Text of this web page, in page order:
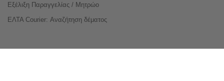
Εξέλιξη Παραγγελίας / Μητρώο
ΕΛΤΑ Courier: Αναζήτηση δέματος